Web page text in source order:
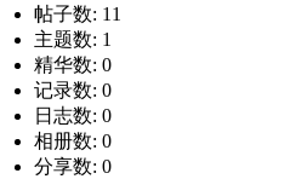
帖子数: 11
主题数: 1
精华数: 0
记录数: 0
日志数: 0
相册数: 0
分享数: 0